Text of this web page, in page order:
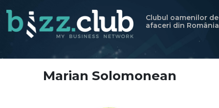
Clubul oamenilor de
afaceri din România
Marian Solomonean